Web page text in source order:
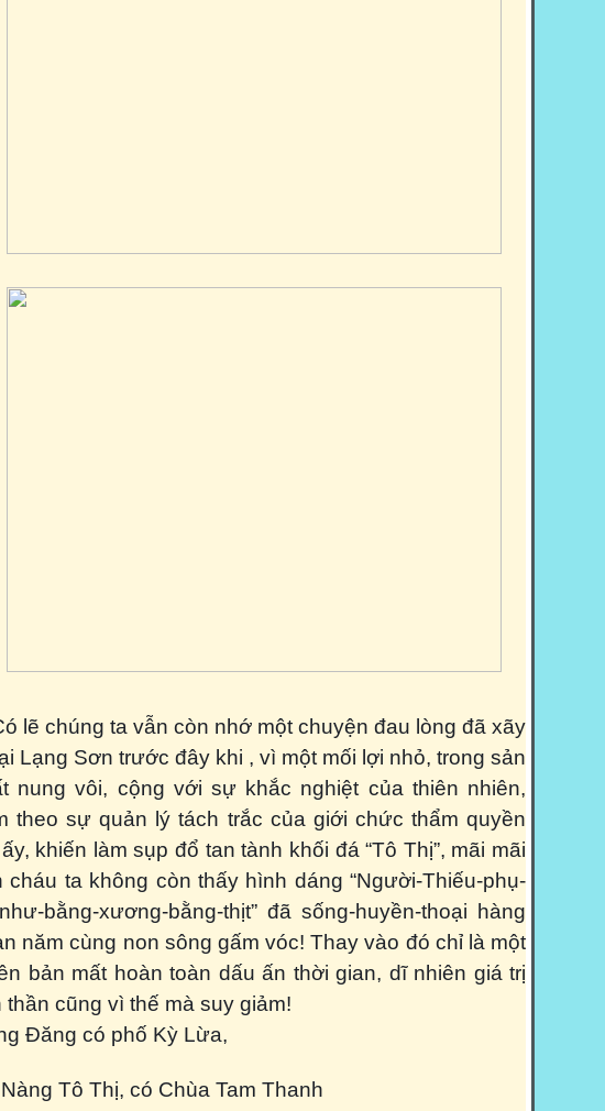
lẽ chúng ta vẫn còn nhớ một chuyện đau lòng đã xãy
Lạng Sơn trước đây khi , vì một mối lợi nhỏ, trong sản
nung vôi, cộng với sự khắc nghiệt của thiên nhiên,
theo sự quản lý tách trắc của giới chức thẩm quyền
khiến làm sụp đổ tan tành khối đá “Tô Thị”, mãi mãi
cháu ta không còn thấy hình dáng “Người-Thiếu-phụ-
bằng-xương-bằng-thịt” đã sống-huyền-thoại hàng
năm cùng non sông gấm vóc! Thay vào đó chỉ là một
bản mất hoàn toàn dấu ấn thời gian, dĩ nhiên giá trị
thần cũng vì thế mà suy giảm!
Đăng có phố Kỳ Lừa,
Tô Thị, có Chùa Tam Thanh